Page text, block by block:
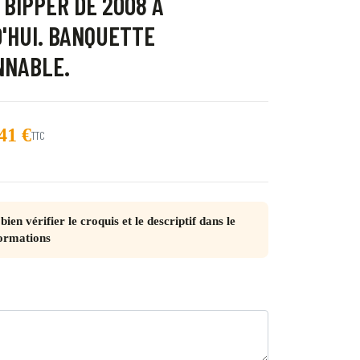
BANQUETTE
€TTC
vérifier le croquis et le descriptif dans le